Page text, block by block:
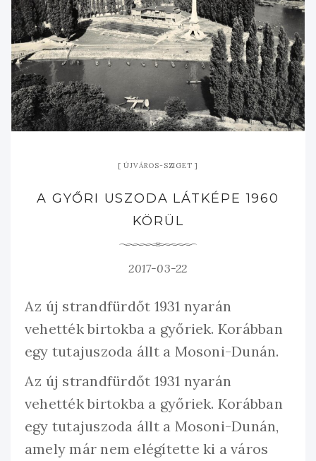
ÚJVÁROS-SZIGET
A GYŐRI USZODA LÁTKÉPE 1960
KÖRÜL
2017-03-22
Az új strandfürdőt 1931 nyarán
vehették birtokba a győriek. Korábban
egy tutajuszoda állt a Mosoni-Dunán.
Az új strandfürdőt 1931 nyarán
vehették birtokba a győriek. Korábban
egy tutajuszoda állt a Mosoni-Dunán,
amely már nem elégítette ki a város